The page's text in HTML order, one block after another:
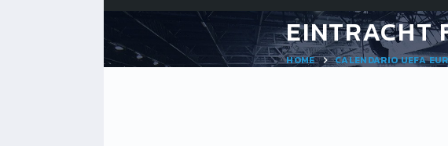
EINTRACHT
HOME CALENDARIO UEFA